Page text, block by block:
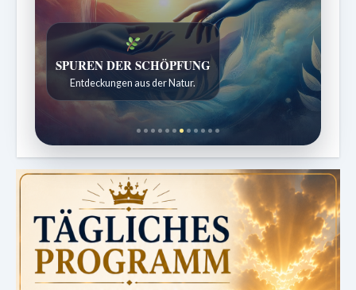
SPUREN DER SCHÖPFUNG
Entdeckungen aus der Natur.
DIE STILLE INTELLIGENZ DES KÖRPERS
Ordnung bringt Leben zurück.